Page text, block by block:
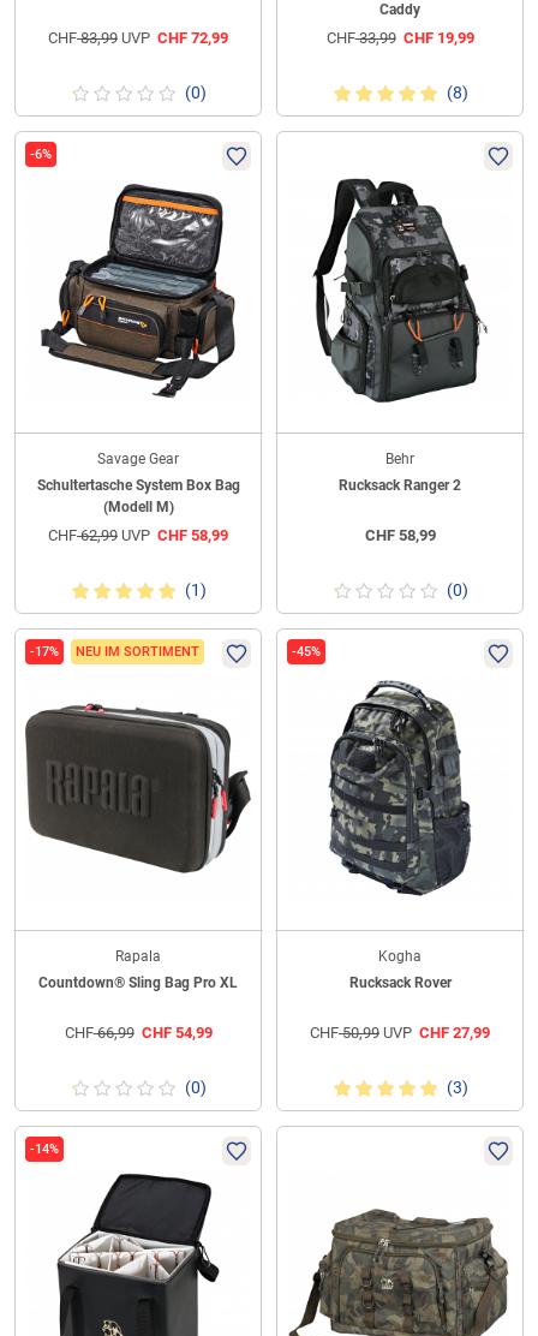
CHF83,99 UVP CHF 72,99
(0)
Caddy
CHF33,99 CHF19,99
(8)
-6%
Savage Gear
Schultertasche System Box Bag
(Modell M)
CHF62,99 UVP CHF 58,99
(1)
Behr
Rucksack Ranger 2
CHF58,99
(0)
-17% NEU IM SORTIMENT
Rapala
Countdown® Sling Bag Pro XL
CHF66,99 CHF54,99
(0)
-45%
Kogha
Rucksack Rover
CHF50,99 UVP CHF 27,99
(3)
-14%